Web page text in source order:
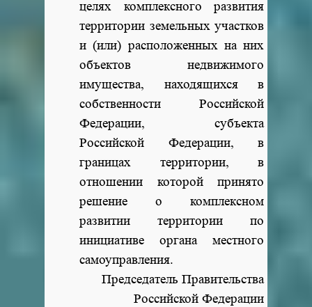
целях комплексного развития
территории земельных участков
и (или) расположенных на них
объектов недвижимого
имущества, находящихся в
собственности Российской
Федерации, субъекта
Российской Федерации, в
границах территории, в
отношении которой принято
решение о комплексном
развитии территории по
инициативе органа местного
самоуправления.
Председатель Правительства
Российской Федерации